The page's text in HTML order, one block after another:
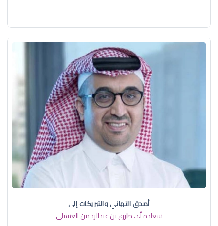
أصدق التهاني والتبريكات إلى
سعادة أ.د. ​طارق بن عبدالرحمن العسبلي